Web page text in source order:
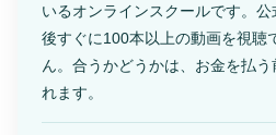
いるオンラインスクールです。
後すぐに100本以上の動画を視聴
ん。合うかどうかは、お金を払
れます。